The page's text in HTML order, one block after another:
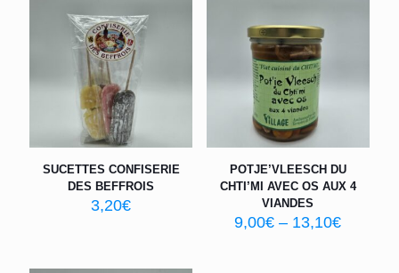
SUCETTES CONFISERIE
DES BEFFROIS
3,20€
POTJE’VLEESCH DU
CHTI’MI AVEC OS AUX 4
VIANDES
9,00€ – 13,10€